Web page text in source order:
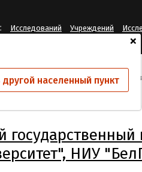
+
населенный пункт
Исследований Учреждений
ВО "Белгородский
НИУ